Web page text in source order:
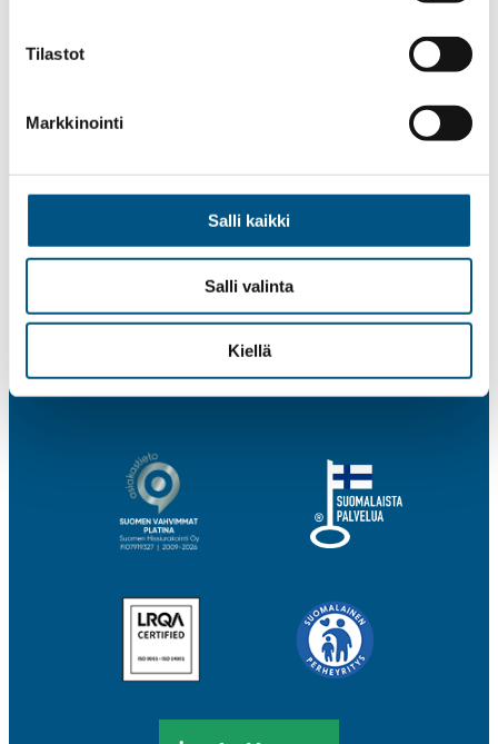
Tilastot
Markkinointi
Salli kaikki
Salli valinta
Kiellä
Yhteystiedot
Referenssit
Uutiset
Rekisteri- ja tietosuojaseloste